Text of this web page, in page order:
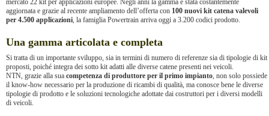
mercato 22 kit per applicazioni europee. Negli anni la gamma è stata costantemente
aggiornata e grazie al recente ampliamento dell’offerta con 100 nuovi kit catena valevoli
per 4.500 applicazioni, la famiglia Powertrain arriva oggi a 3.200 codici prodotto.
Una gamma articolata e completa
Si tratta di un importante sviluppo, sia in termini di numero di referenze sia di tipologie di kit
proposti, poiché integra dei sotto kit adatti alle diverse catene presenti nei veicoli.
NTN, grazie alla sua competenza di produttore per il primo impianto, non solo possiede
il know-how necessario per la produzione di ricambi di qualità, ma conosce bene le diverse
tipologie di prodotto e le soluzioni tecnologiche adottate dai costruttori per i diversi modelli
di veicoli.